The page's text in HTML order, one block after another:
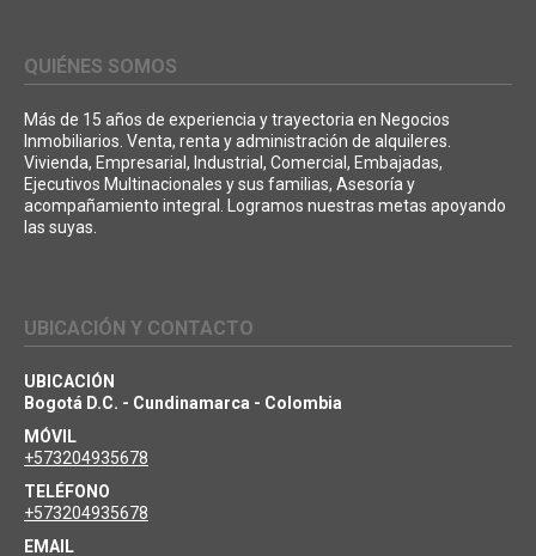
QUIÉNES SOMOS
Más de 15 años de experiencia y trayectoria en Negocios
Inmobiliarios. Venta, renta y administración de alquileres.
Vivienda, Empresarial, Industrial, Comercial, Embajadas,
Ejecutivos Multinacionales y sus familias, Asesoría y
acompañamiento integral. Logramos nuestras metas apoyando
las suyas.
UBICACIÓN Y CONTACTO
UBICACIÓN
Bogotá D.C. - Cundinamarca - Colombia
MÓVIL
+573204935678
TELÉFONO
+573204935678
EMAIL